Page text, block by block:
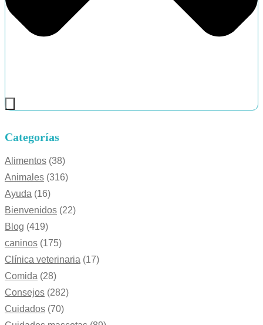
Categorías
Alimentos (38)
Animales (316)
Ayuda (16)
Bienvenidos (22)
Blog (419)
caninos (175)
Clínica veterinaria (17)
Comida (28)
Consejos (282)
Cuidados (70)